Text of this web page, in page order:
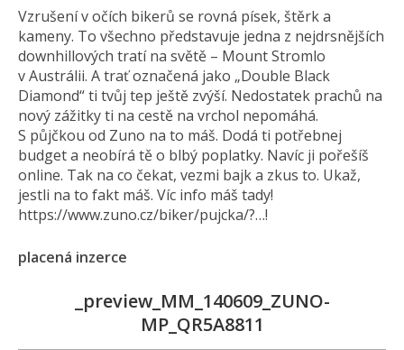
Vzrušení v očích bikerů se rovná písek, štěrk a
kameny. To všechno představuje jedna z nejdrsnějších
downhillových tratí na světě – Mount Stromlo
v Austrálii. A trať označená jako „Double Black
Diamond“ ti tvůj tep ještě zvýší. Nedostatek prachů na
nový zážitky ti na cestě na vrchol nepomáhá.
S půjčkou od Zuno na to máš. Dodá ti potřebnej
budget a neobírá tě o blbý poplatky. Navíc ji pořešíš
online. Tak na co čekat, vezmi bajk a zkus to. Ukaž,
jestli na to fakt máš. Víc info máš tady!
https://www.zuno.cz/biker/pujcka/?…!
placená inzerce
_preview_MM_140609_ZUNO-
MP_QR5A8811